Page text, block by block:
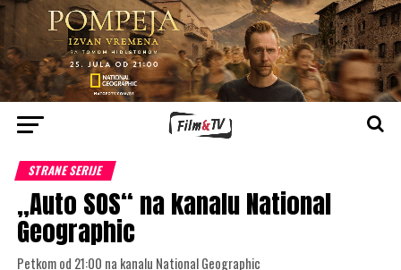
STRANE SERIJE
„Auto SOS“ na kanalu National
Geographic
Petkom od 21:00 na kanalu National Geographic